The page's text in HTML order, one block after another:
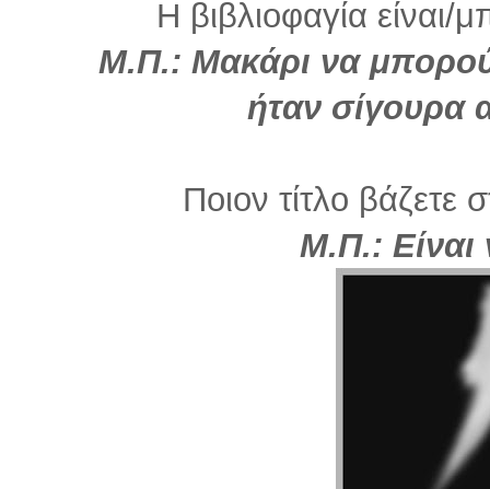
Η βιβλιοφαγία είναι/
Μ.Π.: Μακάρι να
ήταν σίγουρα
Ποιον τίτλο βάζετε
Μ.Π.: Είναι